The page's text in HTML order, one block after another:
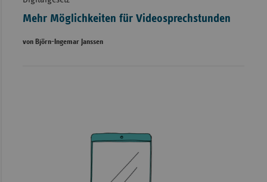
Mehr Möglichkeiten für Videosprechstunden
von Björn-Ingemar Janssen